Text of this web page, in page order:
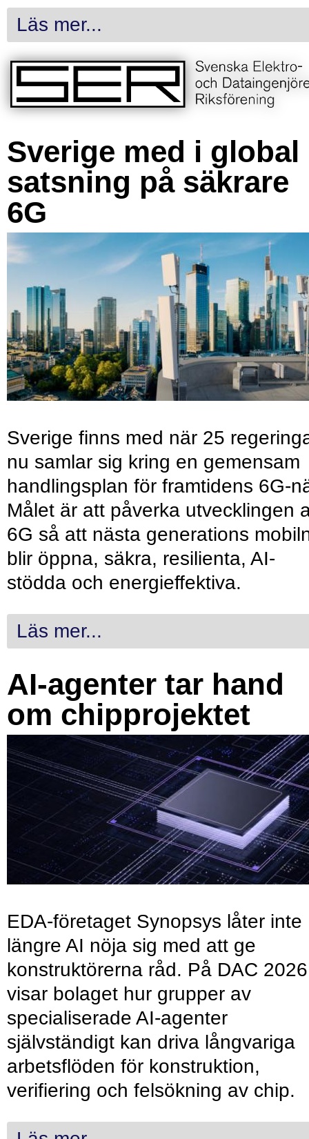
Läs mer...
Sverige med i global
satsning på säkrare
6G
Sverige finns med när 25
nu samlar sig kring en gemensam
handlingsplan för framtidens 6G-
Målet är att påverka utvecklingen
6G så att nästa generations
blir öppna, säkra, resilienta, AI-
stödda och energieffektiva.
Läs mer...
AI-agenter tar hand
om chipprojektet
EDA-företaget Synopsys låter inte
längre AI nöja sig med att ge
konstruktörerna råd. På DAC 2026
visar bolaget hur grupper av
specialiserade AI-agenter
självständigt kan driva långvariga
arbetsflöden för konstruktion,
verifiering och felsökning av chip.